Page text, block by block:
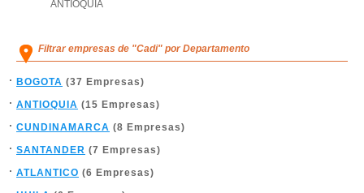
ANTIOQUIA
Filtrar empresas de "Cadi" por Departamento
BOGOTA (37 Empresas)
ANTIOQUIA (15 Empresas)
CUNDINAMARCA (8 Empresas)
SANTANDER (7 Empresas)
ATLANTICO (6 Empresas)